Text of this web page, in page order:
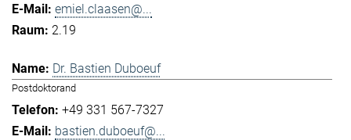
emiel.claasen@...
2.19
Dr. Bastien Duboeuf
Postdoktorand
+49 331 567-7327
bastien.duboeuf@...